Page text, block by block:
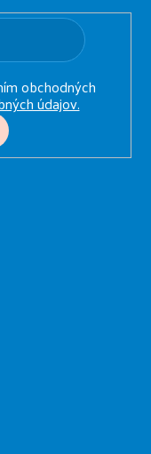
obchodných
údajov.